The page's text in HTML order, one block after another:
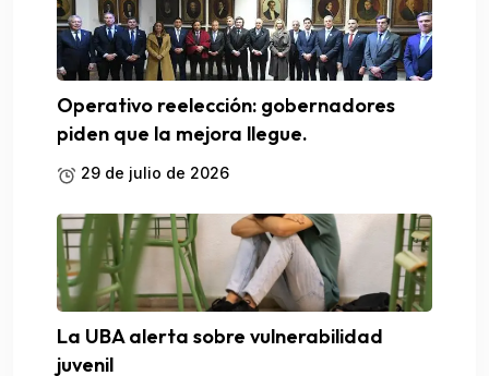
Operativo reelección: gobernadores
piden que la mejora llegue.
29 de julio de 2026
La UBA alerta sobre vulnerabilidad
juvenil